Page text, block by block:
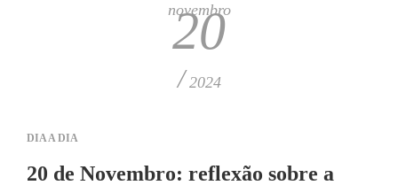
novembro
20
/ 2024
DIA A DIA
20 de Novembro: reflexão sobre a